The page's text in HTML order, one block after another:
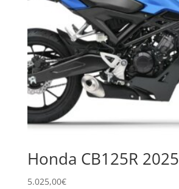
Honda CB125R 2025
5.025,00€